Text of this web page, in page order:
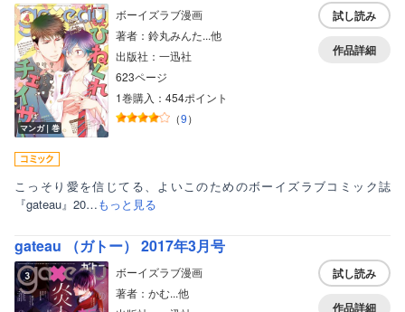
マンガ｜巻
ボーイズラブ漫画
著者：鈴丸みんた...他
出版社：一迅社
623ページ
1巻購入：454ポイント
（9）
試し読み
作品詳細
こっそり愛を信じてる、よいこのためのボーイズラブコミック誌
『gateau』20…もっと見る
gateau （ガトー） 2017年3月号
ボーイズラブ漫画
著者：かむ...他
試し読み
作品詳細